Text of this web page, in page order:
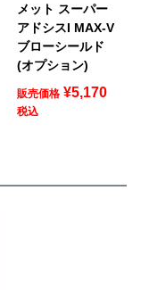
メット スーパー
アドシスI MAX-V
ブローシールド
(オプション)
販売価格 ¥5,170
税込